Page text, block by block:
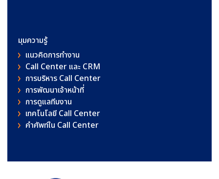
มุมความรู้
แนวคิดการทำงาน
Call Center และ CRM
การบริหาร Call Center
การพัฒนาเจ้าหน้าที่
การดูแลทีมงาน
เทคโนโลยี Call Center
คําศัพท์ใน Call Center